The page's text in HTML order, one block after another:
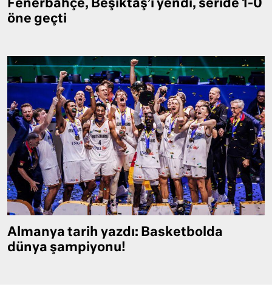
Fenerbahçe, Beşiktaş’ı yendi, seride 1-0
öne geçti
Almanya tarih yazdı: Basketbolda
dünya şampiyonu!